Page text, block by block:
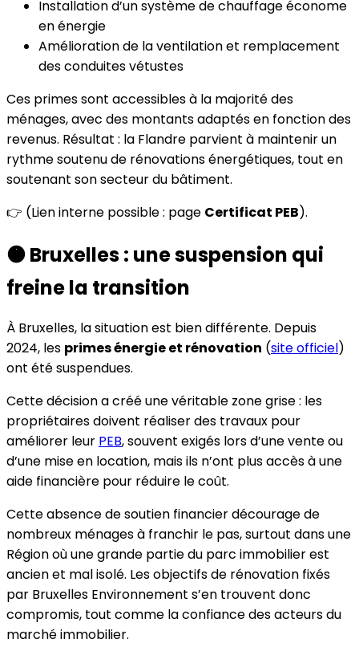
Installation d’un système de chauffage économe
en énergie
Amélioration de la ventilation et remplacement
des conduites vétustes
Ces primes sont accessibles à la majorité des
ménages, avec des montants adaptés en fonction des
revenus. Résultat : la Flandre parvient à maintenir un
rythme soutenu de rénovations énergétiques, tout en
soutenant son secteur du bâtiment.
👉 (Lien interne possible : page Certificat PEB).
🟠 Bruxelles : une suspension qui
freine la transition
À Bruxelles, la situation est bien différente. Depuis
2024, les primes énergie et rénovation (site officiel)
ont été suspendues.
Cette décision a créé une véritable zone grise : les
propriétaires doivent réaliser des travaux pour
améliorer leur PEB, souvent exigés lors d’une vente ou
d’une mise en location, mais ils n’ont plus accès à une
aide financière pour réduire le coût.
Cette absence de soutien financier décourage de
nombreux ménages à franchir le pas, surtout dans une
Région où une grande partie du parc immobilier est
ancien et mal isolé. Les objectifs de rénovation fixés
par Bruxelles Environnement s’en trouvent donc
compromis, tout comme la confiance des acteurs du
marché immobilier.